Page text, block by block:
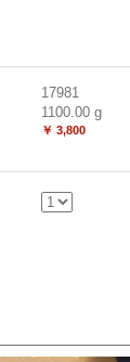
17981
1100.00 g
￥ 3,800